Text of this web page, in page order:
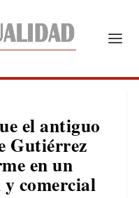
el antiguo
Gutiérrez
en un
y comercial